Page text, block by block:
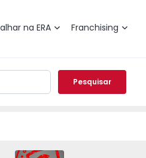
na ERA Franchising
Pesquisar